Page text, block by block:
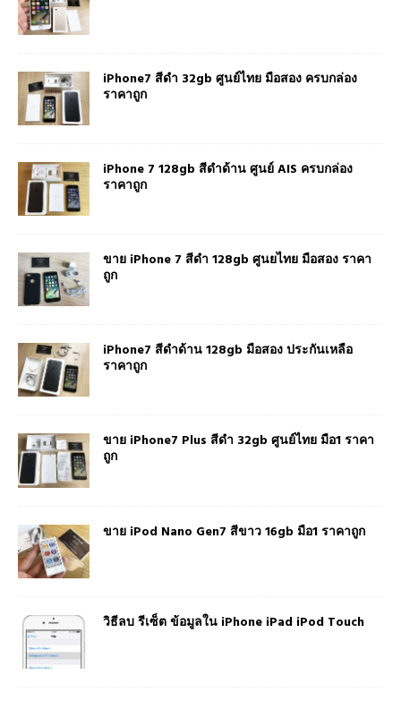
iPhone7 สีดำ 32gb ศูนย์ไทย มือสอง ครบกล่อง
ราคาถูก
iPhone 7 128gb สีดำด้าน ศูนย์ AIS ครบกล่อง
ราคาถูก
ขาย iPhone 7 สีดำ 128gb ศูนยไทย มือสอง ราคา
ถูก
iPhone7 สีดำด้าน 128gb มือสอง ประกันเหลือ
ราคาถูก
ขาย iPhone7 Plus สีดำ 32gb ศูนย์ไทย มือ1 ราคา
ถูก
ขาย iPod Nano Gen7 สีขาว 16gb มือ1 ราคาถูก
วิธีลบ รีเซ็ต ข้อมูลใน iPhone iPad iPod Touch